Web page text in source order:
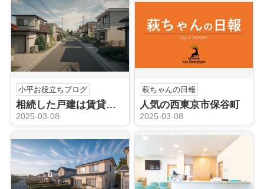
小平お役立ちブログ
相続した戸建は賃貸が得か損か？小平市の賃貸市場を解説
2025-03-08
萩ちゃんの日報
人気の西東京市保谷町
2025-03-08